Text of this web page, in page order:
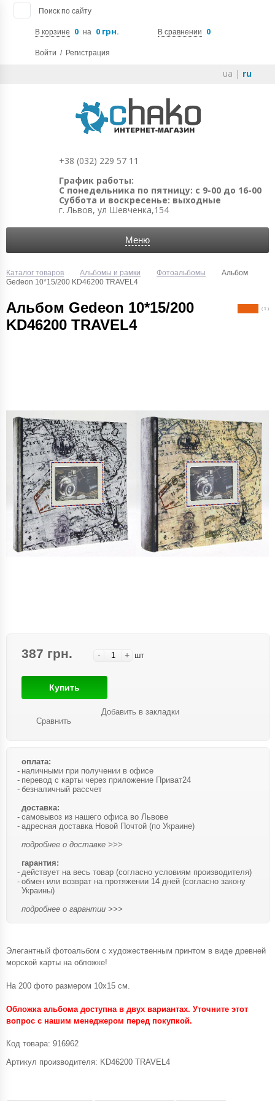
Поиск по сайту
В корзине 0 на 0 грн. В сравнении 0
Войти / Регистрация
ua | ru
+38 (032) 229 57 11
График работы:
С понедельника по пятницу: с 9-00 до 16-00
Суббота и воскресенье: выходные
г. Львов, ул Шевченка,154
Меню
Каталог товаров Альбомы и рамки Фотоальбомы
Альбом
Gedeon 10*15/200 KD46200 TRAVEL4
Альбом Gedeon 10*15/200
KD46200 TRAVEL4
( 1 )
387 грн. - + шт
Купить
Сравнить
Добавить в закладки
оплата:
наличными при получении в офисе
перевод с карты через приложение Приват24
безналичный рассчет
доставка:
самовывоз из нашего офиса во Львове
адресная доставка Новой Почтой (по Украине)
подробнее о доставке >>>
гарантия:
действует на весь товар (согласно условиям производителя)
обмен или возврат на протяжении 14 дней (согласно закону
Украины)
подробнее о гарантии >>>
Элегантный фотоальбом с художественным принтом в виде древней
морской карты на обложке!
На 200 фото размером 10х15 см.
Обложка альбома доступна в двух вариантах. Уточните этот
вопрос с нашим менеджером перед покупкой.
Код товара: 916962
Артикул производителя: KD46200 TRAVEL4